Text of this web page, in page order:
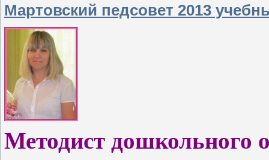
Мартовский педсовет 2013
Методист дошкольного